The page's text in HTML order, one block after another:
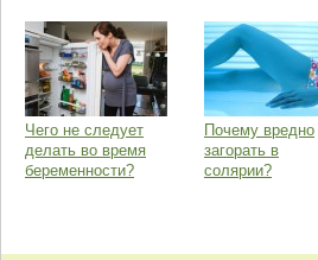
Чего не следует
делать во время
беременности?
Почему вредно
загорать в
солярии?